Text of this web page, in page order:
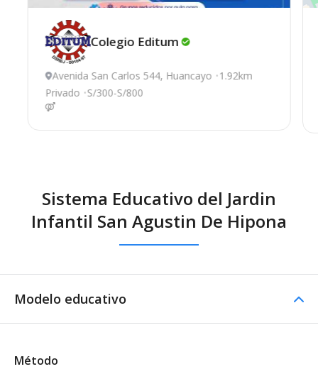
Colegio Editum
Avenida San Carlos 544, Huancayo
1.92km
Privado S/300-S/800
Sistema Educativo del Jardin
Infantil San Agustin De Hipona
Modelo educativo
Método